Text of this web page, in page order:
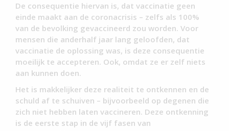
De consequentie hiervan is, dat vaccinatie geen
einde maakt aan de coronacrisis – zelfs als 100%
van de bevolking gevaccineerd zou worden. Voor
mensen die anderhalf jaar lang geloofden, dat
vaccinatie de oplossing was, is deze consequentie
moeilijk te accepteren. Ook, omdat ze er zelf niets
aan kunnen doen.
Het is makkelijker deze realiteit te ontkennen en de
schuld af te schuiven – bijvoorbeeld op degenen die
zich niet hebben laten vaccineren. Deze ontkenning
is de eerste stap in de vijf fasen van